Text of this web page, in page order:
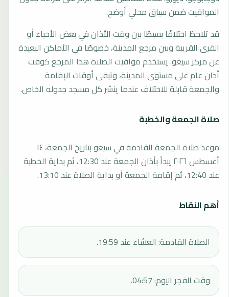
المواقيت ضمن سياق محلي أوضح.
قد تلاحظ اختلافًا بسيطًا بين وقت الأذان في بعض الأحياء أو
القرى القريبة وبين مرجع المدينة، خصوصًا في الأماكن البعيدة
عن مركز سيغو. يستخدم مواقيت الصلاة هذا المرجع كوقت
أذان عام على مستوى المدينة، وتبقى أوقات الإقامة
والجمعة قابلة للاختلاف عندما ينشر كل مسجد جدوله الخاص.
صلاة الجمعة والخطبة
موعد صلاة الجمعة القادمة في سيغو بتاريخ الجمعة، ١٤
أغسطس ٢٠٢٦ يبدأ بأذان الجمعة عند 12:30، ثم بداية الخطبة
عند 12:40، ثم إقامة الجمعة أو بداية الصلاة عند 13:10.
أهم النقاط
الصلاة القادمة: العشاء عند 19:59.
وقت الفجر اليوم: 04:57.